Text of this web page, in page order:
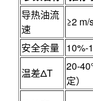
导热油流
速
≥2 m/
安全余量 10%-
温差ΔT
20-
定）